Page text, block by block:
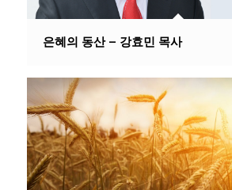
은혜의 동산 – 강효민 목사